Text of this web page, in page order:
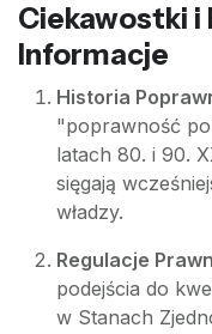
Ciekawostki i
Informacje
Historia
"poprawność
latach 80. i 90.
sięgają
władzy.
Regulacje
podejścia do
w Stanach